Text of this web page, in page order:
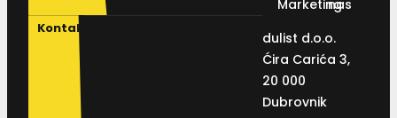
Marketing
nas
Kontakt
dulist d.o.o.
Ćira Carića 3,
20 000
Dubrovnik